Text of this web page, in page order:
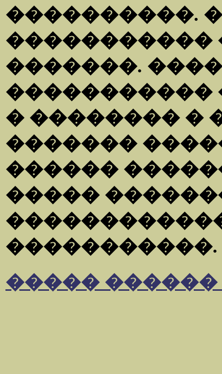
����������.
�����������
�������.
�����������
� �������� �
�������
������
�����
�����������.
����� ������